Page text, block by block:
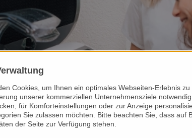
Cookies, um Ihnen ein optimales Webseiten-Erlebnis
unserer kommerziellen Unternehmensziele
für Komforteinstellungen oder zur Anzeige
Sie zulassen möchten. Bitte beachten Sie, dass auf
der Seite zur Verfügung stehen.